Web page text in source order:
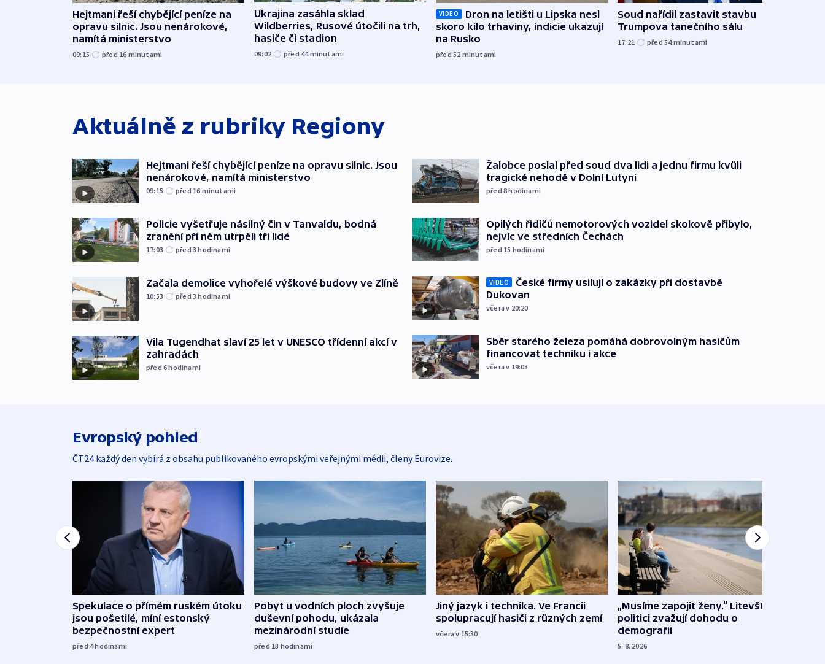
Hejtmani řeší chybějící peníze na
opravu silnic. Jsou nenárokové,
namítá ministerstvo
09:15 před 16 minutami
Ukrajina zasáhla sklad
Wildberries, Rusové útočili na trh,
hasiče či stadion
09:02 před 44minutami
VIDEO
Dron na letišti u Lipska nesl
skoro kilo trhaviny, indicie ukazují
na Rusko
před 52 minutami
Soud nařídil zastavit stavbu
Trumpova tanečního sálu
17:21 před 54minutami
Aktuálně z rubriky Regiony
Hejtmani řeší chybějící peníze na opravu silnic. Jsou
nenárokové, namítá ministerstvo
09:15 před 16 minutami
Policie vyšetřuje násilný čin v Tanvaldu, bodná
zranění při něm utrpěli tři lidé
17:03 před 3hodinami
Začala demolice vyhořelé výškové budovy ve Zlíně
10:53 před 3hodinami
Vila Tugendhat slaví 25 let v UNESCO třídenní akcí v
zahradách
před 6hodinami
Žalobce poslal před soud dva lidi a jednu firmu kvůli
tragické nehodě v Dolní Lutyni
před 8hodinami
Opilých řidičů nemotorových vozidel skokově přibylo,
nejvíc ve středních Čechách
před 15 hodinami
VIDEO
České firmy usilují o zakázky při dostavbě
Dukovan
včera v 20:20
Sběr starého železa pomáhá dobrovolným hasičům
financovat techniku i akce
včera v 19:03
Evropský pohled
ČT24 každý den vybírá z obsahu publikovaného evropskými veřejnými médii, členy Eurovize.
Spekulace o přímém ruském útoku
jsou pošetilé, míní estonský
bezpečnostní expert
před 4hodinami
Pobyt u vodních ploch zvyšuje
duševní pohodu, ukázala
mezinárodní studie
před 13 hodinami
Jiný jazyk i technika. Ve Francii
spolupracují hasiči z různých zemí
včera v 15:30
„Musíme zapojit ženy.“ Litevští
politici zvažují dohodu o
demografii
5. 8. 2026